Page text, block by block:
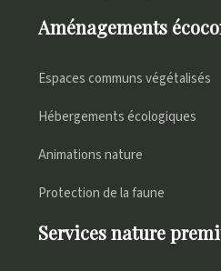
Aménagements
Espaces communs végétalisés
Hébergements écologiques
Animations nature
Protection de la faune
Services nature